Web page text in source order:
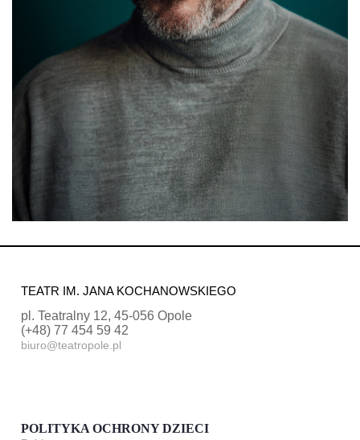
TEATR IM. JANA KOCHANOWSKIEGO
pl. Teatralny 12, 45-056 Opole
(+48) 77 454 59 42
biuro@teatropole.pl
POLITYKA OCHRONY DZIECI